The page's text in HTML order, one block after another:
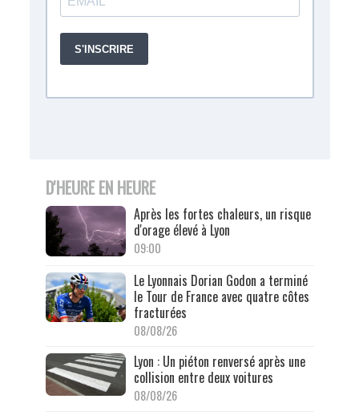
D'HEURE EN HEURE
Après les fortes chaleurs, un risque
d'orage élevé à Lyon
09:00
Le Lyonnais Dorian Godon a terminé
le Tour de France avec quatre côtes
fracturées
08/08/26
Lyon : Un piéton renversé après une
collision entre deux voitures
08/08/26